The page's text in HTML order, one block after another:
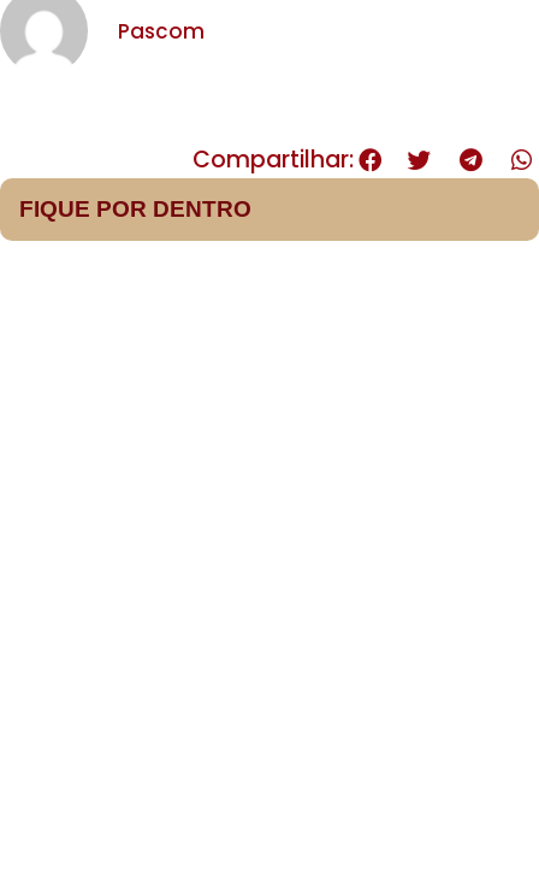
Pascom
Compartilhar:
FIQUE POR DENTRO